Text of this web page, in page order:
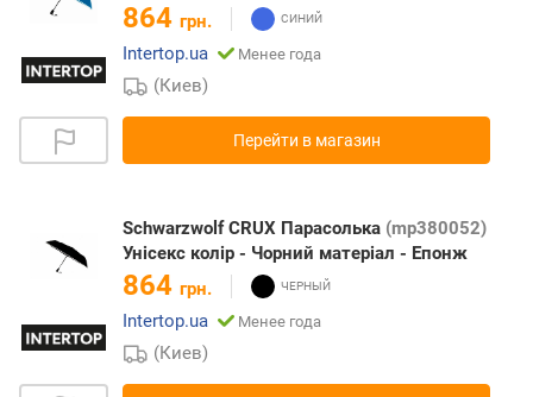
864 грн.
Intertop.ua
Менее года
(Киев)
Перейти в магазин
Schwarzwolf CRUX Парасолька (mp380052)
Унісекс колір - Чорний матеріал - Епонж
864 грн.
Intertop.ua
Менее года
(Киев)